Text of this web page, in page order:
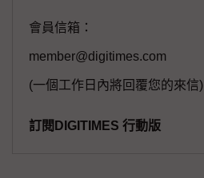
會員信箱：
member@digitimes.com
(一個工作日內將回覆您的來信)
訂閱DIGITIMES 行動版